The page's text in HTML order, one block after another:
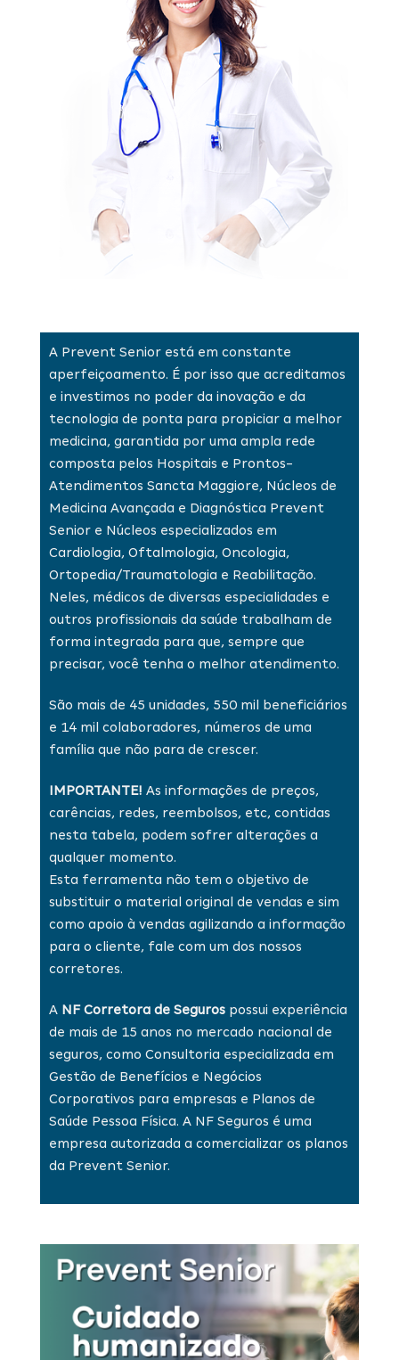
A Prevent Senior está em constante
aperfeiçoamento. É por isso que acreditamos
e investimos no poder da inovação e da
tecnologia de ponta para propiciar a melhor
medicina, garantida por uma ampla rede
composta pelos Hospitais e Prontos-
Atendimentos Sancta Maggiore, Núcleos de
Medicina Avançada e Diagnóstica Prevent
Senior e Núcleos especializados em
Cardiologia, Oftalmologia, Oncologia,
Ortopedia/Traumatologia e Reabilitação.
Neles, médicos de diversas especialidades e
outros profissionais da saúde trabalham de
forma integrada para que, sempre que
precisar, você tenha o melhor atendimento.
São mais de 45 unidades, 550 mil beneficiários
e 14 mil colaboradores, números de uma
família que não para de crescer.
IMPORTANTE! As informações de preços,
carências, redes, reembolsos, etc, contidas
nesta tabela, podem sofrer alterações a
qualquer momento.
Esta ferramenta não tem o objetivo de
substituir o material original de vendas e sim
como apoio à vendas agilizando a informação
para o cliente, fale com um dos nossos
corretores.
A NF Corretora de Seguros possui experiência
de mais de 15 anos no mercado nacional de
seguros, como Consultoria especializada em
Gestão de Benefícios e Negócios
Corporativos para empresas e Planos de
Saúde Pessoa Física. A NF Seguros é uma
empresa autorizada a comercializar os planos
da Prevent Senior.